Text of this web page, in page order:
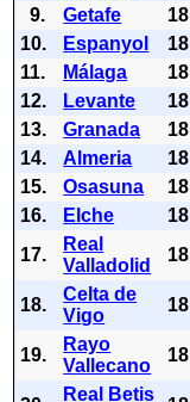
9.
Getafe 18
10.
Espanyol 18
11.
Málaga 18
12.
Levante 18
13.
Granada 18
14.
Almeria 18
15.
Osasuna 18
16.
Elche 18
17.
Real
Valladolid
18
18.
Celta de
Vigo
18
19.
Rayo
Vallecano
18
Real Betis